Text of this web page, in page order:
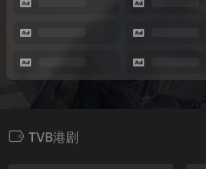
TVB港剧